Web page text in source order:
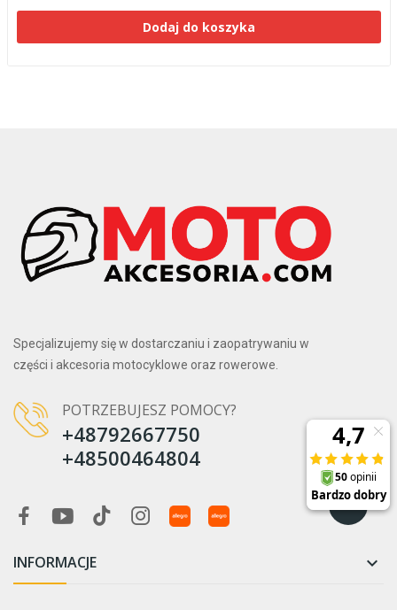
Dodaj do koszyka
Specjalizujemy się w dostarczaniu i zaopatrywaniu w
części i akcesoria motocyklowe oraz rowerowe.
POTRZEBUJESZ POMOCY?
+48792667750
+48500464804
INFORMACJE 